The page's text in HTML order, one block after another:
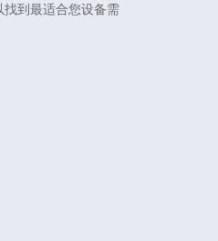
到最适合您设备需